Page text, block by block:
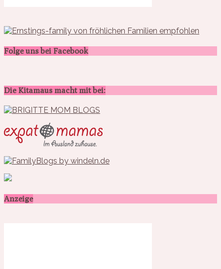
Folge uns bei Facebook
Die Kitamaus macht mit bei:
Anzeige